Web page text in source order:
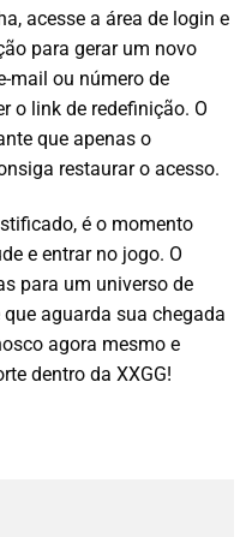
acesse a área de login e
para gerar um novo
mail ou número de
o link de redefinição. O
que apenas o
restaurar o acesso.
é o momento
e entrar no jogo. O
para um universo de
aguarda sua chegada
agora mesmo e
dentro da XXGG!